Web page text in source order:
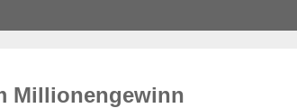
Millionengewinn